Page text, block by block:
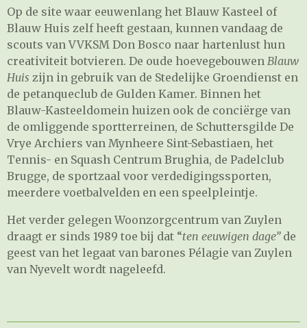
Op de site waar eeuwenlang het Blauw Kasteel of
Blauw Huis zelf heeft gestaan, kunnen vandaag de
scouts van VVKSM Don Bosco naar hartenlust hun
creativiteit botvieren. De oude hoevegebouwen Blauw
Huis zijn in gebruik van de Stedelijke Groendienst en
de petanqueclub de Gulden Kamer. Binnen het
Blauw-Kasteeldomein huizen ook de conciërge van
de omliggende sportterreinen, de Schuttersgilde De
Vrye Archiers van Mynheere Sint-Sebastiaen, het
Tennis- en Squash Centrum Brughia, de Padelclub
Brugge, de sportzaal voor verdedigingssporten,
meerdere voetbalvelden en een speelpleintje.
Het verder gelegen Woonzorgcentrum van Zuylen
draagt er sinds 1989 toe bij dat “ten eeuwigen dage”de
geest van het legaat van barones Pélagie van Zuylen
van Nyevelt wordt nageleefd.